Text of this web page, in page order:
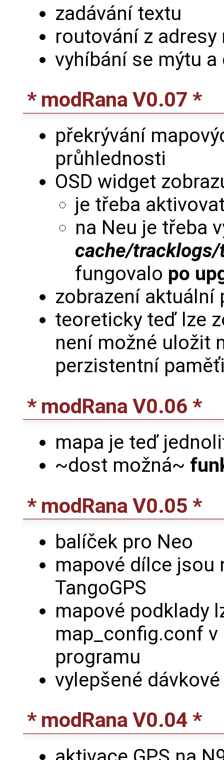
zadávání textu
routování z adresy
vyhíbání se mýtu
* modRana V0.07 *
překrývání
průhlednosti
OSD widget
je třeba
na Neu je třeba
cache/
fungovalo po
zobrazení aktuální
teoreticky teď lze
není možné uložit
perzistentní
* modRana V0.06 *
mapa je teď
~dost možná~
* modRana V0.05 *
balíček pro Neo
mapové dílce jsou
TangoGPS
mapové podklady
map_config.conf
programu
vylepšené
* modRana V0.04 *